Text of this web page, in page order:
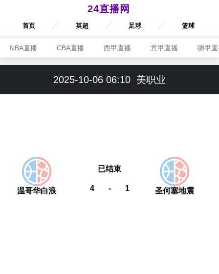
24直播网
首页 英超 足球 篮球
NBA直播 CBA直播 西甲直播 意甲直播 德甲
2025-10-06 06:10 美职业
温哥华白浪 4 - 1
已结束
圣何塞地震